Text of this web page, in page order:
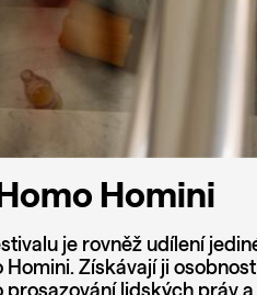
Homini
je rovněž udílení
Homini. Získávají ji